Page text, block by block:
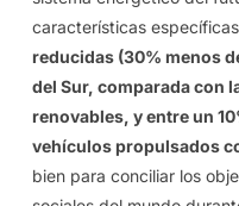
características
reducidas (30% menos
del Sur, comparada con
renovables, y entre un
vehículos propulsados
bien para conciliar los